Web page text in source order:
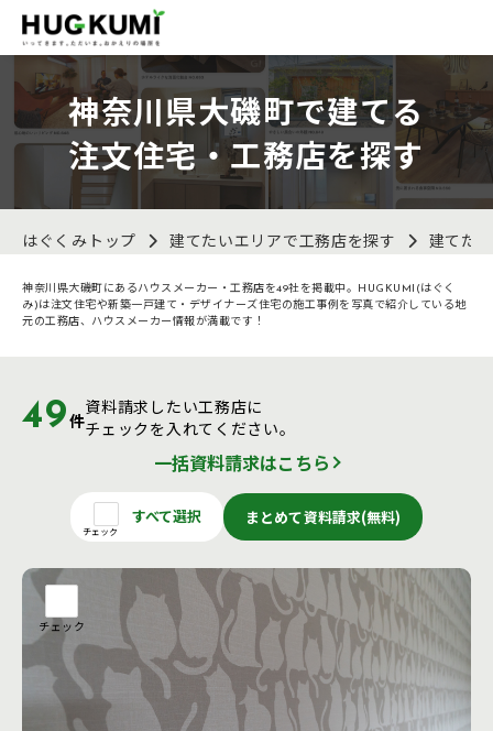
神奈川県大磯町で建てる
注文住宅・工務店を探す
はぐくみトップ 建てたいエリアで工務店を探す 建てた
神奈川県大磯町にあるハウスメーカー・工務店を49社を掲載中。HUGKUMI(はぐく
み)は注文住宅や新築一戸建て・デザイナーズ住宅の施工事例を写真で紹介している地
元の工務店、ハウスメーカー情報が満載です！
49 件
資料請求したい工務店に
チェックを入れてください。
一括資料請求はこちら
チェック
すべて選択 まとめて資料請求(無料)
チェック